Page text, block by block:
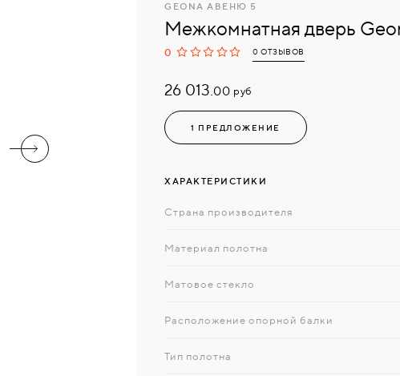
GEONA АВЕНЮ 5
Межкомнатная дверь
0 0 ОТЗЫВОВ
26 013.00руб
1 ПРЕДЛОЖЕНИЕ
ХАРАКТЕРИСТИКИ
Страна производителя
Материал полотна
Матовое стекло
Расположение опорной балки
Тип полотна